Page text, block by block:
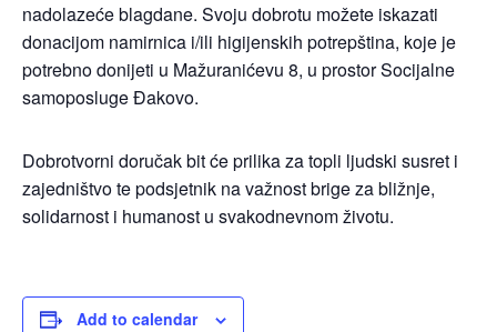
nadolazeće blagdane. Svoju dobrotu možete iskazati
donacijom namirnica i/ili higijenskih potrepština, koje je
potrebno donijeti u Mažuranićevu 8, u prostor Socijalne
samoposluge Đakovo.
Dobrotvorni doručak bit će prilika za topli ljudski susret i
zajedništvo te podsjetnik na važnost brige za bližnje,
solidarnost i humanost u svakodnevnom životu.
Add to calendar